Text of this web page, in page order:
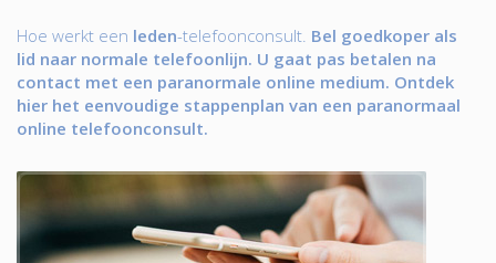
Hoe werkt een leden-telefoonconsult. Bel goedkoper als
lid naar normale telefoonlijn. U gaat pas betalen na
contact met een paranormale online medium. Ontdek
hier het eenvoudige stappenplan van een paranormaal
online telefoonconsult.